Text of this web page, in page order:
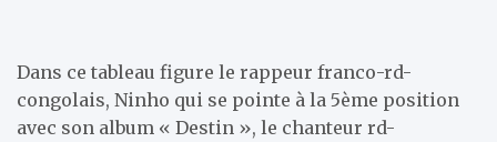
Dans ce tableau figure le rappeur franco-rd-
congolais, Ninho qui se pointe à la 5ème position
avec son album « Destin », le chanteur rd-